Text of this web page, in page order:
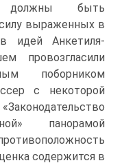
должны быть
выраженных в
идей Анкетиля-
провозгласили
поборником
с некоторой
панорамой
содержится в